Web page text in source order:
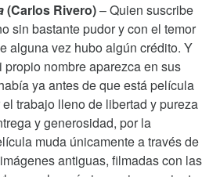
(Carlos Rivero)– Quien suscribe
sin bastante pudor y con el temor
alguna vez hubo algún crédito. Y
nombre aparezca en sus
ya antes de que está película
trabajo lleno de libertad y pureza
y generosidad, por la
muda únicamente a través de
antiguas, filmadas con las